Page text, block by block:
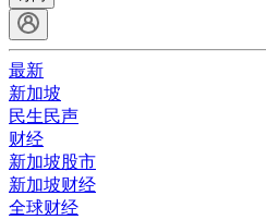
最新
新加坡
民生民声
财经
新加坡股市
新加坡财经
全球财经